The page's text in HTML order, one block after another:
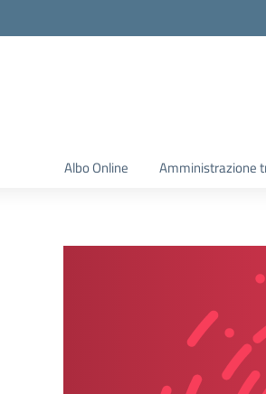
Albo Online Amministrazione